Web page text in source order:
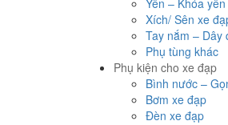
Yên – Khóa yên
Xích/ Sên xe
Tay nắm – Dây
Phụ tùng khác
Phụ kiện cho xe đạp
Bình nước –
Bơm xe đạp
Đèn xe đạp